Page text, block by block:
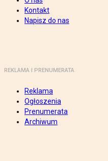
Kontakt
Napisz do nas
REKLAMA I PRENUMERATA
Reklama
Ogłoszenia
Prenumerata
Archiwum